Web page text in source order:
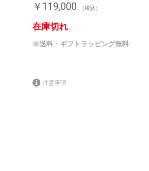
￥119,000 （税込）
在庫切れ
※送料・ギフトラッピング無料
注意事項